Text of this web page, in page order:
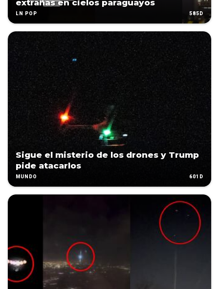
extrañas en cielos paraguayos
LN POP 585D
Sigue el misterio de los drones y Trump
pide atacarlos
MUNDO 601D